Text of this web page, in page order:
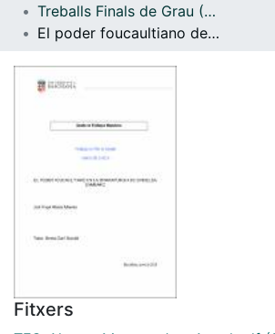
Com
Treballs Finals de Grau (TFG) - Filologia Hispànica
El poder foucaultiano de la dramaturgia de Griselda Gambaro
Fitxers